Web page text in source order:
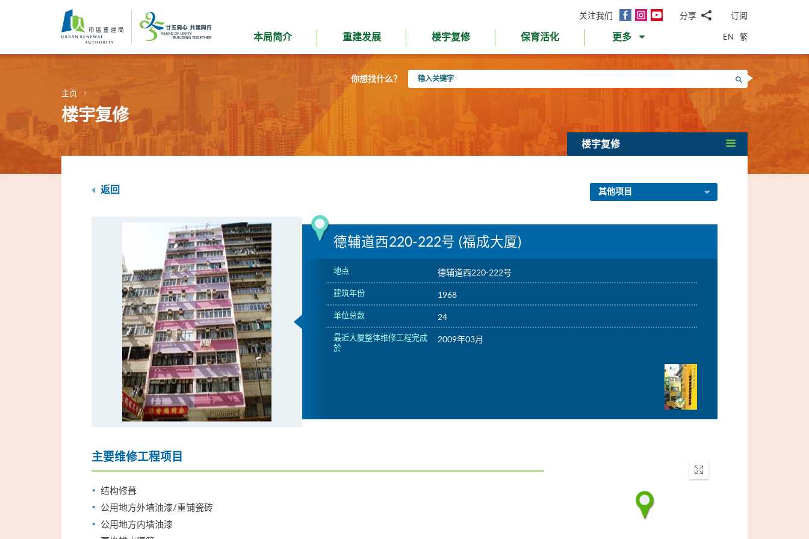
内
关注我们
面
InstagramYouTube分享
邮WhatsApp
微
信
面
书Twitter
LinkedIn
微
订阅
本局简介 重建发展 楼宇复修 保育活化 更多 EN 繁
你想找什么？
入
搜寻
主页
楼宇复修
楼宇复修
返回 其他项目
德辅道西220-222号 (福成大厦)
地点 德辅道西220-222号
建筑年份 1968
单位总数 24
最近大厦整体维修工程完成
於
2009年03月
主要维修工程项目
结构修葺
公用地方外墙油漆/重铺瓷砖
公用地方内墙油漆
Enter
fullscreen